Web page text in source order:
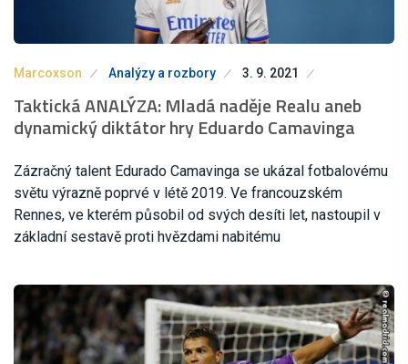
Marcoxson Analýzy a rozbory 3. 9. 2021
Taktická ANALÝZA: Mladá naděje Realu aneb
dynamický diktátor hry Eduardo Camavinga
Zázračný talent Edurado Camavinga se ukázal fotbalovému
světu výrazně poprvé v létě 2019. Ve francouzském
Rennes, ve kterém působil od svých desíti let, nastoupil v
základní sestavě proti hvězdami nabitému